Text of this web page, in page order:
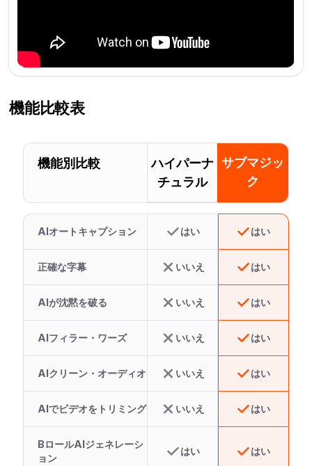
機能比較表
機能別比較
ハイパーナ
チュラル
サブマジッ
ク
AIオートキャプション はい はい
正確な字幕 いいえ はい
AIが沈黙を破る いいえ はい
AIフィラー・ワーズ いいえ はい
AIクリーン・オーディオ いいえ はい
AIでビデオをトリミング いいえ はい
BロールAIジェネレーシ
ョン
はい はい